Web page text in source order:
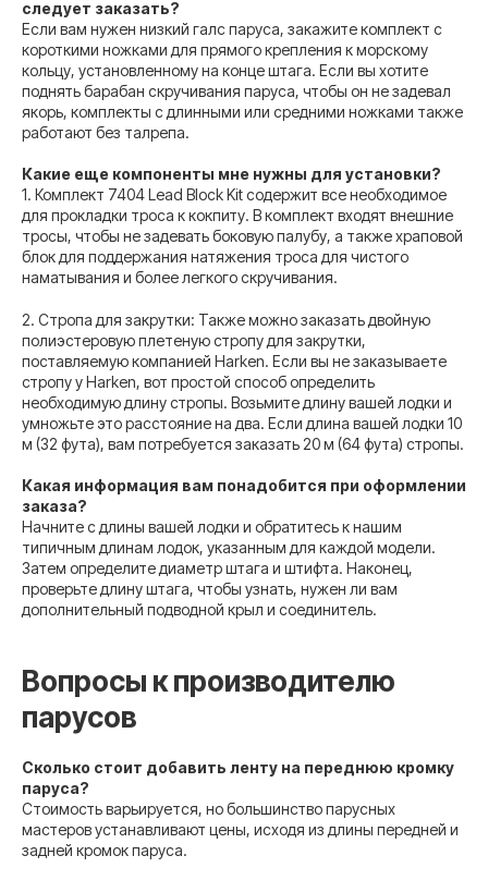
следует заказать?
Если вам нужен низкий галс паруса, закажите комплект с
короткими ножками для прямого крепления к морскому
кольцу, установленному на конце штага. Если вы хотите
поднять барабан скручивания паруса, чтобы он не задевал
якорь, комплекты с длинными или средними ножками также
работают без талрепа.
Какие еще компоненты мне нужны для установки?
1. Комплект 7404 Lead Block Kit содержит все необходимое
для прокладки троса к кокпиту. В комплект входят внешние
тросы, чтобы не задевать боковую палубу, а также храповой
блок для поддержания натяжения троса для чистого
наматывания и более легкого скручивания.
2. Стропа для закрутки: Также можно заказать двойную
полиэстеровую плетеную стропу для закрутки,
поставляемую компанией Harken. Если вы не заказываете
стропу у Harken, вот простой способ определить
необходимую длину стропы. Возьмите длину вашей лодки и
умножьте это расстояние на два. Если длина вашей лодки 10
м (32 фута), вам потребуется заказать 20 м (64 фута) стропы.
Какая информация вам понадобится при оформлении
заказа?
Начните с длины вашей лодки и обратитесь к нашим
типичным длинам лодок, указанным для каждой модели.
Затем определите диаметр штага и штифта. Наконец,
проверьте длину штага, чтобы узнать, нужен ли вам
дополнительный подводной крыл и соединитель.
Вопросы к производителю
парусов
Сколько стоит добавить ленту на переднюю кромку
паруса?
Стоимость варьируется, но большинство парусных
мастеров устанавливают цены, исходя из длины передней и
задней кромок паруса.